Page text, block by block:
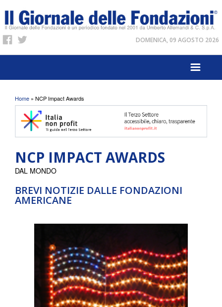
DOMENICA, 09 AGOSTO 2026
Tu sei qui
Home » NCP Impact Awards
NCP IMPACT AWARDS
BREVI NOTIZIE DALLE FONDAZIONI
AMERICANE
DAL MONDO